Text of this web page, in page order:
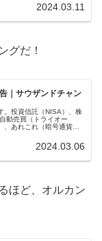
2024.03.11
グだ！
｜サウザンドチャン
。投資信託（NISA）、株
動売買（トライオー
、あれこれ（暗号通貨と
2024.03.06
ほど、オルカン